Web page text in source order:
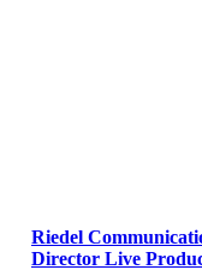
Riedel
Director Live